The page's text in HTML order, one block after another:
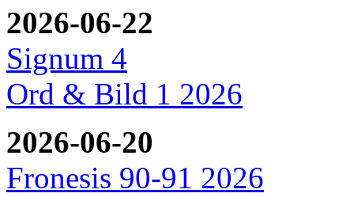
2026-06-22
Signum 4
Ord & Bild 1 2026
2026-06-20
Fronesis 90-91 2026